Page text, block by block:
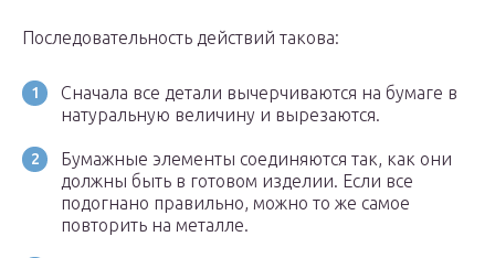
Последовательность действий такова:
Сначала все детали вычерчиваются на бумаге в
натуральную величину и вырезаются.
Бумажные элементы соединяются так, как они
должны быть в готовом изделии. Если все
подогнано правильно, можно то же самое
повторить на металле.